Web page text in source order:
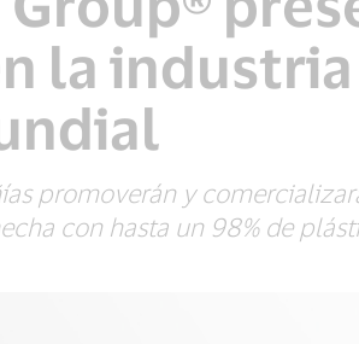
la
promoverán y
con hasta un 98% de